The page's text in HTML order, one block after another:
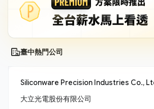
臺中熱門公司
大立光電股份有限公司